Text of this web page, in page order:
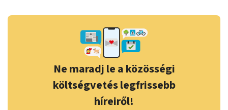
Ne maradj le a közösségi
költségvetés legfrissebb
híreiről!